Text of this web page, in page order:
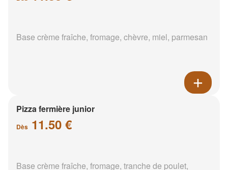
Base crème fraîche, fromage, chèvre, miel, parmesan
Pizza fermière junior
Dès 11.50 €
Base crème fraîche, fromage, tranche de poulet,